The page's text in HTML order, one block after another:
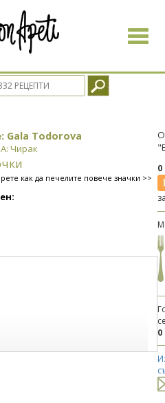
Toggle
Gala Todorova
Чирак
как да печелите повече значки >>
0